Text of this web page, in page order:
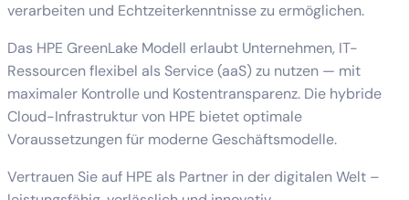
verarbeiten und Echtzeiterkenntnisse zu ermöglichen.
Das HPE GreenLake Modell erlaubt Unternehmen, IT-
Ressourcen flexibel als Service (aaS) zu nutzen — mit
maximaler Kontrolle und Kostentransparenz. Die hybride
Cloud-Infrastruktur von HPE bietet optimale
Voraussetzungen für moderne Geschäftsmodelle.
Vertrauen Sie auf HPE als Partner in der digitalen Welt –